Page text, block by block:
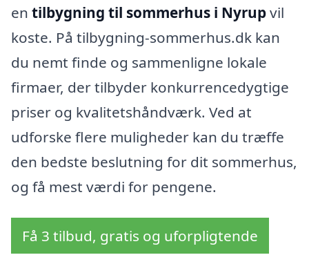
en tilbygning til sommerhus i Nyrupvil
koste. På tilbygning-sommerhus.dk kan
du nemt finde og sammenligne lokale
firmaer, der tilbyder konkurrencedygtige
priser og kvalitetshåndværk. Ved at
udforske flere muligheder kan du træffe
den bedste beslutning for dit sommerhus,
og få mest værdi for pengene.
Få 3 tilbud, gratis og uforpligtende